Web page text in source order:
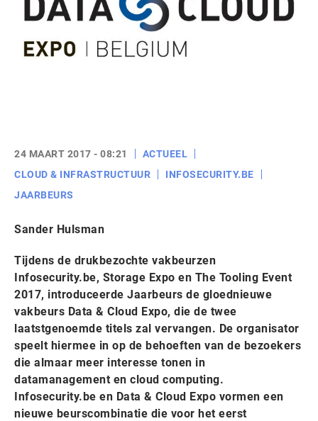
24 MAART 2017 - 08:21
ACTUEEL
CLOUD & INFRASTRUCTUUR
INFOSECURITY.BE
JAARBEURS
Sander Hulsman
Tijdens de drukbezochte vakbeurzen
Infosecurity.be, Storage Expo en The Tooling Event
2017, introduceerde Jaarbeurs de gloednieuwe
vakbeurs Data & Cloud Expo, die de twee
laatstgenoemde titels zal vervangen. De organisator
speelt hiermee in op de behoeften van de bezoekers
die almaar meer interesse tonen in
datamanagement en cloud computing.
Infosecurity.be en Data & Cloud Expo vormen een
nieuwe beurscombinatie die voor het eerst